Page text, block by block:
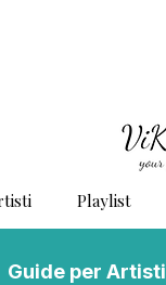
Playlist
Guide per Artisti